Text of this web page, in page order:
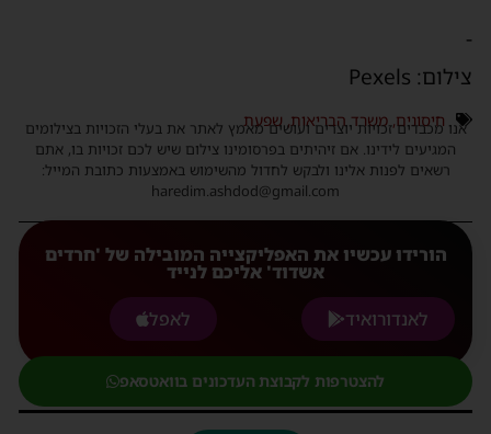
-
צילום: Pexels
חיסונים, משרד הבריאות, שפעת
אנו מכבדים זכויות יוצרים ועושים מאמץ לאתר את בעלי הזכויות בצילומים
המגיעים לידינו. אם זיהיתים בפרסומינו צילום שיש לכם זכויות בו, אתם
רשאים לפנות אלינו ולבקש לחדול מהשימוש באמצעות כתובת המייל:
haredim.ashdod@gmail.com
הורידו עכשיו את האפליקצייה המובילה של 'חרדים
אשדוד' אליכם לנייד
לאנדורואיד
לאפל
להצטרפות לקבוצת העדכונים בוואטסאפ